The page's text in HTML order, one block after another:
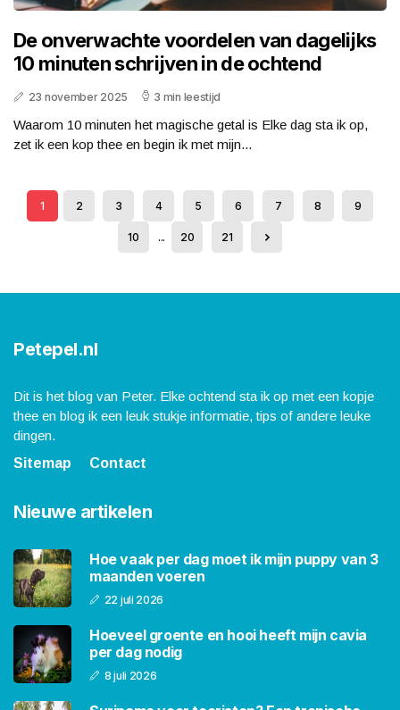
De onverwachte voordelen van dagelijks
10 minuten schrijven in de ochtend
23 november 2025 3 min leestijd
Waarom 10 minuten het magische getal is Elke dag sta ik op,
zet ik een kop thee en begin ik met mijn...
1 2 3 4 5 6 7 8 9
10 ... 20 21
Petepel.nl
Dit is het blog van Peter. Elke ochtend sta ik op met een kopje
thee en blog ik een leuk stukje informatie, tips of andere leuke
dingen.
Sitemap
Contact
Nieuwe artikelen
Hoe vaak per dag moet ik mijn puppy van 3
maanden voeren
22 juli 2026
Hoeveel groente en hooi heeft mijn cavia
per dag nodig
8 juli 2026